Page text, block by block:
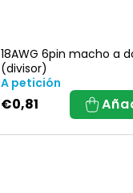
18AWG 6pin macho a
(divisor)
A petición
€0,81